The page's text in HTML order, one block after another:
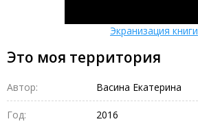
Экранизация книги
Это моя территория
Автор: Васина Екатерина
Год: 2016